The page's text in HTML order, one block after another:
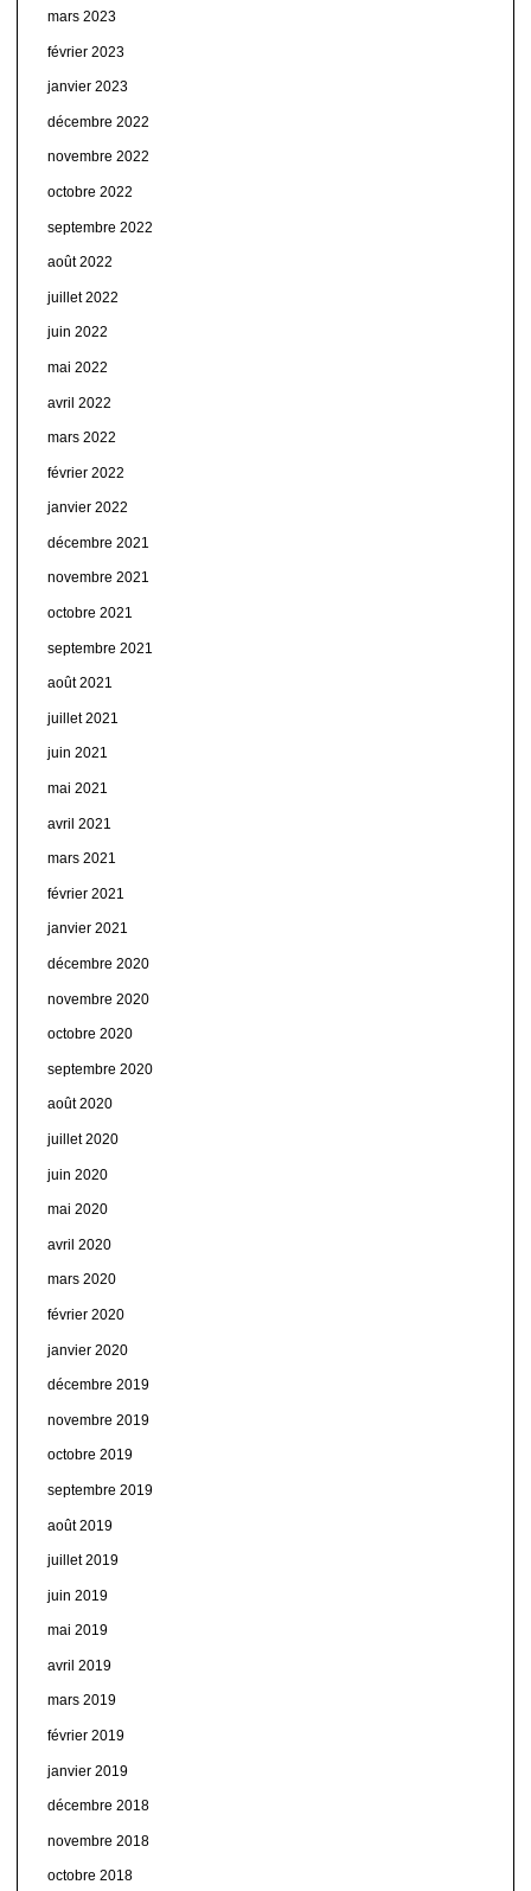
mars 2023
février 2023
janvier 2023
décembre 2022
novembre 2022
octobre 2022
septembre 2022
août 2022
juillet 2022
juin 2022
mai 2022
avril 2022
mars 2022
février 2022
janvier 2022
décembre 2021
novembre 2021
octobre 2021
septembre 2021
août 2021
juillet 2021
juin 2021
mai 2021
avril 2021
mars 2021
février 2021
janvier 2021
décembre 2020
novembre 2020
octobre 2020
septembre 2020
août 2020
juillet 2020
juin 2020
mai 2020
avril 2020
mars 2020
février 2020
janvier 2020
décembre 2019
novembre 2019
octobre 2019
septembre 2019
août 2019
juillet 2019
juin 2019
mai 2019
avril 2019
mars 2019
février 2019
janvier 2019
décembre 2018
novembre 2018
octobre 2018